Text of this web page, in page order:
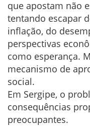
que apostam não
tentando escapar
inflação, do
perspectivas
como esperança.
mecanismo de
social.
Em Sergipe, o
consequências
preocupantes.